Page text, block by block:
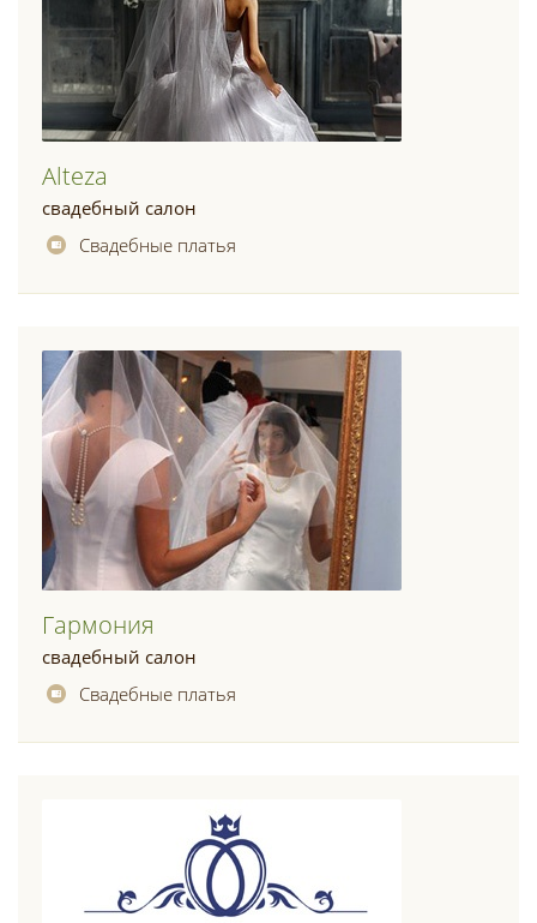
Alteza
свадебный салон
Свадебные платья
Гармония
свадебный салон
Свадебные платья